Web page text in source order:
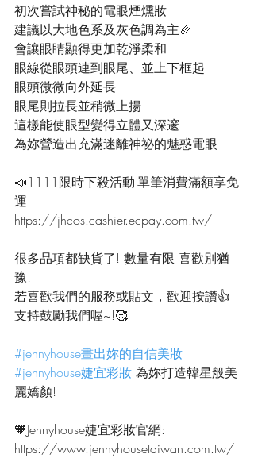
初次嘗試神秘的電眼煙燻妝
建議以大地色系及灰色調為主🥖
會讓眼睛顯得更加乾淨柔和
眼線從眼頭連到眼尾、並上下框起
眼頭微微向外延長
眼尾則拉長並稍微上揚
這樣能使眼型變得立體又深邃
為妳營造出充滿迷離神祕的魅惑電眼
📣1111限時下殺活動-單筆消費滿額享免
運
https://jhcos.cashier.ecpay.com.tw/
很多品項都缺貨了! 數量有限 喜歡別猶
豫!
若喜歡我們的服務或貼文，歡迎按讚👍
支持鼓勵我們喔~!🥰
#jennyhouse畫出妳的自信美妝
#jennyhouse婕宜彩妝 為妳打造韓星般美
麗嬌顏!
🧡Jennyhouse婕宜彩妝官網:
https://www.jennyhousetaiwan.com.tw/